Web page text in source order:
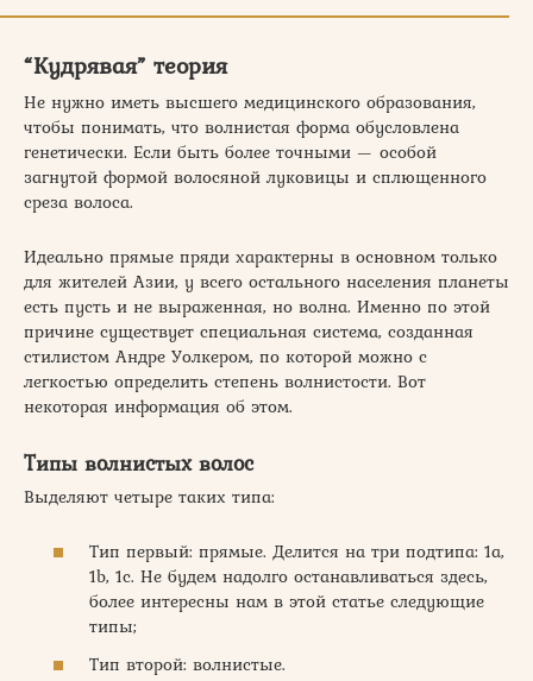
“Кудрявая” теория
Не нужно иметь высшего медицинского образования,
чтобы понимать, что волнистая форма обусловлена
генетически. Если быть более точными — особой
загнутой формой волосяной луковицы и сплющенного
среза волоса.
Идеально прямые пряди характерны в основном только
для жителей Азии, у всего остального населения планеты
есть пусть и не выраженная, но волна. Именно по этой
причине существует специальная система, созданная
стилистом Андре Уолкером, по которой можно с
легкостью определить степень волнистости. Вот
некоторая информация об этом.
Типы волнистых волос
Выделяют четыре таких типа:
Тип первый: прямые. Делится на три подтипа: 1a,
1b, 1c. Не будем надолго останавливаться здесь,
более интересны нам в этой статье следующие
типы;
Тип второй: волнистые.